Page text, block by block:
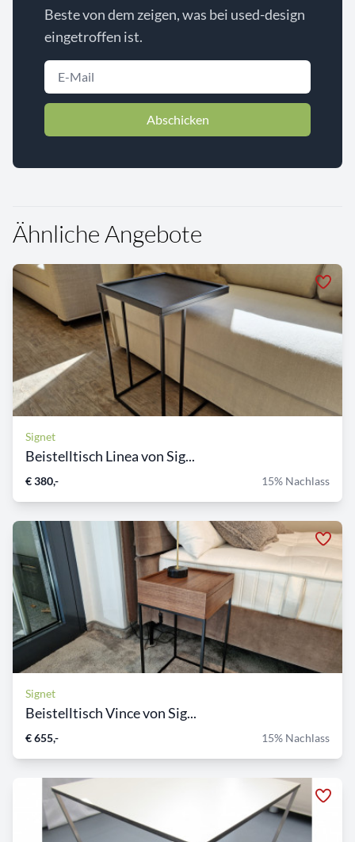
Beste von dem zeigen, was bei used-design
eingetroffen ist.
Abschicken
Ähnliche Angebote
Signet
Beistelltisch Linea von Sig...
€ 380,- 15% Nachlass
Signet
Beistelltisch Vince von Sig...
€ 655,- 15% Nachlass